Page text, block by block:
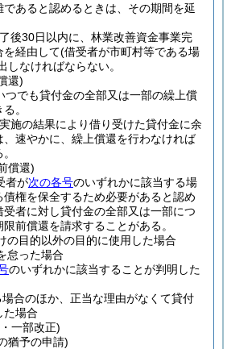
あると認めるときは、その期間を延
後30日以内に、林業改善資金事業完
を経由して(借受者が市町村等である場
しなければならない。
還)
つでも貸付金の全部又は一部の繰上償
。
施の結果により借り受けた貸付金に余
速やかに、繰上償還を行わなければ
償還)
者が次の各号のいずれかに該当する場
権を保全するため必要があると認め
者に対し貸付金の全部又は一部につ
前償還を請求することがある。
の目的以外の目的に使用した場合
怠った場合
のいずれかに該当することが判明した
場合のほか、正当な理由がなくて貸付
た場合
一部改正)
猶予の申請)